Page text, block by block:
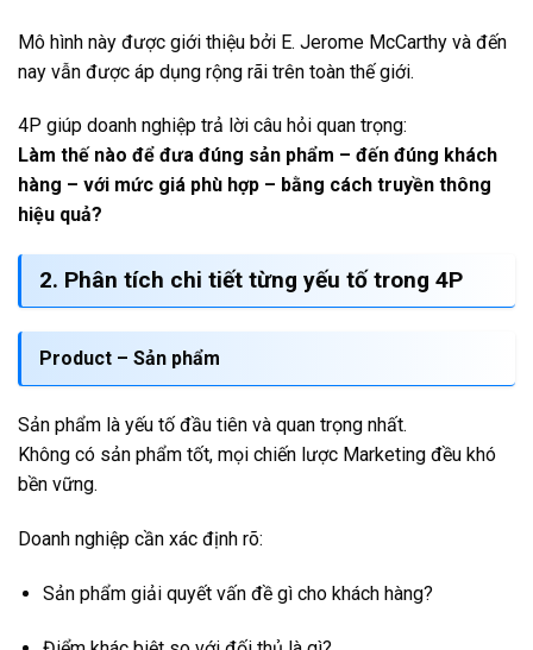
Mô hình này được giới thiệu bởi E. Jerome McCarthy và đến
nay vẫn được áp dụng rộng rãi trên toàn thế giới.
4P giúp doanh nghiệp trả lời câu hỏi quan trọng:
Làm thế nào để đưa đúng sản phẩm – đến đúng khách
hàng – với mức giá phù hợp – bằng cách truyền thông
hiệu quả?
2. Phân tích chi tiết từng yếu tố trong 4P
Product – Sản phẩm
Sản phẩm là yếu tố đầu tiên và quan trọng nhất.
Không có sản phẩm tốt, mọi chiến lược Marketing đều khó
bền vững.
Doanh nghiệp cần xác định rõ:
Sản phẩm giải quyết vấn đề gì cho khách hàng?